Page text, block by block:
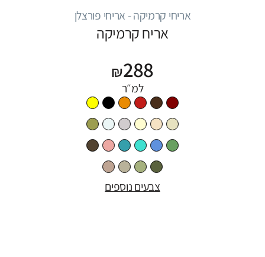
אריחי קרמיקה - אריחי פורצלן
אריח קרמיקה
₪288
למ״ר
צבעים נוספים